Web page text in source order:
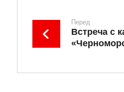
Перед
Встреча с